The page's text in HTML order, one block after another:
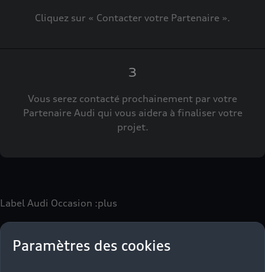
Cliquez sur « Contacter votre Partenaire ».
3
Vous serez contacté prochainement par votre
Partenaire Audi qui vous aidera à finaliser votre
projet.
Label Audi Occasion :plus
Le label Audi Occasion:plusvous permet d’acquérir un
Paramètres des cookies